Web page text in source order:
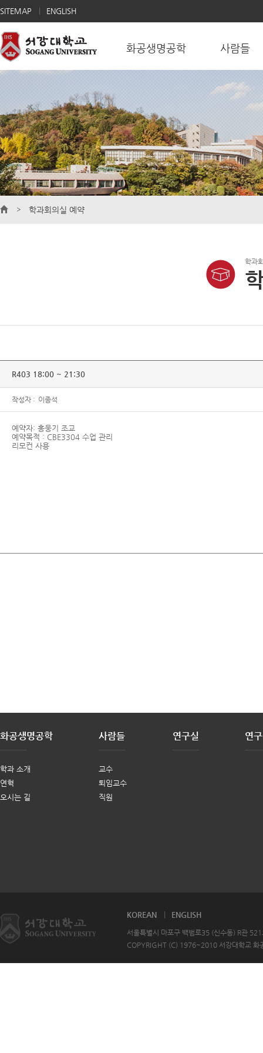
SITEMAP ENGLISH
화공생명공학 사람들
학과회의실 예약
학과
R403 18:00 ~ 21:30
작성자 : 이종석
예약자: 홍웅기 조교
예약목적 : CBE3304 수업 관리
리모컨 사용
화공생명공학
학과 소개
연혁
오시는 길
사람들
교수
퇴임교수
직원
연구실 연
KOREAN ENGLISH
서울특별시 마포구 백범로35 (신수동) R
COPYRIGHT (C) 1976~2010 서강대학교 화